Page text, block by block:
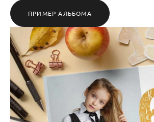
ПРИМЕР АЛЬБОМА